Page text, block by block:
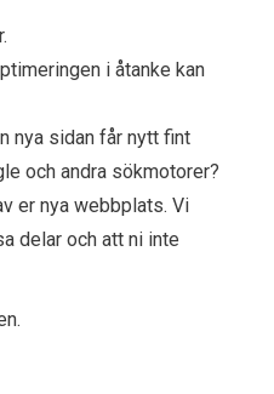
i åtanke kan
nya sidan får nytt fint
och andra sökmotorer?
er nya webbplats. Vi
delar och att ni inte